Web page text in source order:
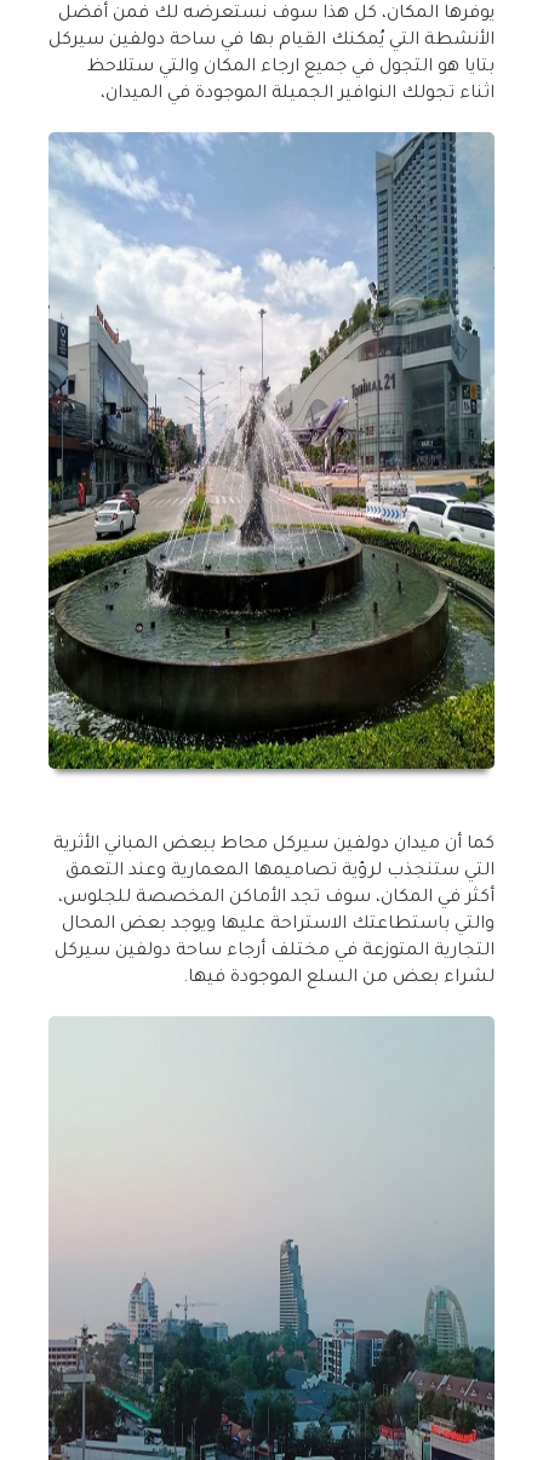
يوفرها المكان، كل هذا سوف نستعرضه لك فمن أفضل
الأنشطة التي يُمكنك القيام بها في ساحة دولفين سيركل
بتايا هو التجول في جميع ارجاء المكان والتي ستلاحظ
اثناء تجولك النوافير الجميلة الموجودة في الميدان،
كما أن ميدان دولفين سيركل محاط ببعض المباني الأثرية
التي ستنجذب لرؤية تصاميمها المعمارية وعند التعمق
أكثر في المكان، سوف تجد الأماكن المخصصة للجلوس،
والتي باستطاعتك الاستراحة عليها ويوجد بعض المحال
التجارية المتوزعة في مختلف أرجاء ساحة دولفين سيركل
لشراء بعض من السلع الموجودة فيها.